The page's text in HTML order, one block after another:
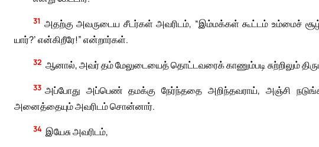
31 அதற்கு அவருடைய சீடர்கள் அவரிடம், “இம்மக்கள் கூட்டம் உம்மைச்
யார்?’ என்கிறீரே!” என்றார்கள்.
32 ஆனால், அவர் தம் மேலுடையைத் தொட்டவரைக் காணும்படி சுற்றிலும்
33 அப்போது அப்பெண் தமக்கு நேர்ந்ததை அறிந்தவராய், அஞ்சி
அனைத்தையும் அவரிடம் சொன்னார்.
34 இயேசு அவரிடம்,